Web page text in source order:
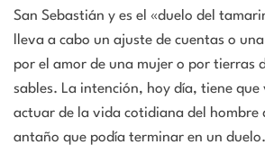
San Sebastián y es el «duelo del
lleva a cabo un ajuste de cuentas o
por el amor de una mujer o por tierras
sables. La intención, hoy día, tiene que
actuar de la vida cotidiana del hombre
antaño que podía terminar en un duelo.